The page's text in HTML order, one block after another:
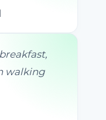
walking